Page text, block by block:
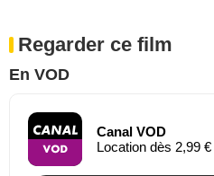
Regarder ce film
En VOD
Canal VOD
Location dès 2,99 €